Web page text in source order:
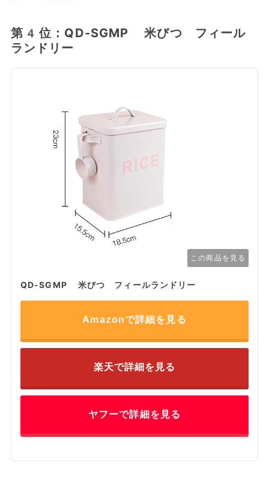
第4位：QD-SGMP 米びつ フィール
ランドリー
この商品を見る
QD-SGMP 米びつ フィールランドリー
Amazonで詳細を見る
楽天で詳細を見る
ヤフーで詳細を見る